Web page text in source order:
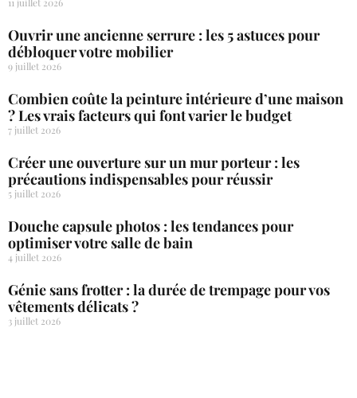
Ouvrir une ancienne serrure : les 5 astuces pour
débloquer votre mobilier
9 juillet 2026
Combien coûte la peinture intérieure d’une maison
? Les vrais facteurs qui font varier le budget
7 juillet 2026
Créer une ouverture sur un mur porteur : les
précautions indispensables pour réussir
5 juillet 2026
Douche capsule photos : les tendances pour
optimiser votre salle de bain
4 juillet 2026
Génie sans frotter : la durée de trempage pour vos
vêtements délicats ?
3 juillet 2026